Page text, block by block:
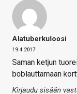
Alatuberkuloosi
19.4.2017
Saman ketjun
boblauttamaan
Kirjaudu sisään